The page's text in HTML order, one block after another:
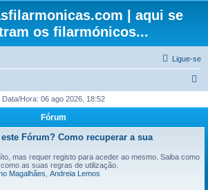
| aqui se
os filarmónicos...
Ligue-se
q
Data/Hora: 06 ago 2026, 18:52
Fórum
Fórum? Como recuperar a sua
mas requer registo para aceder ao mesmo. Saiba como
as suas regras de utilização.
Magalhães Andreia Lemos